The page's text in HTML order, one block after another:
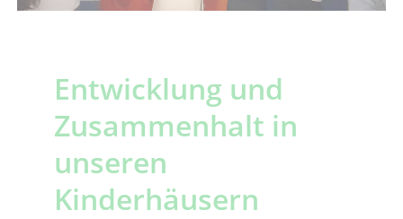
Entwicklung und
Zusammenhalt in
unseren
Kinderhäusern